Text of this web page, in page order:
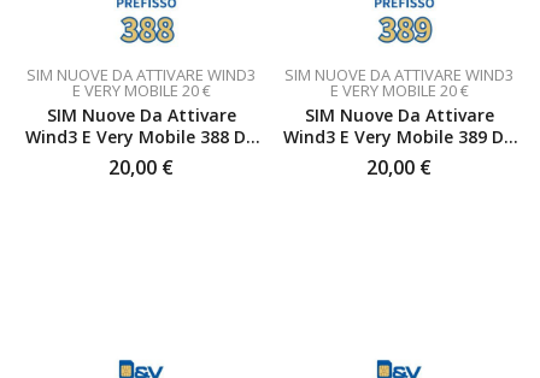
SIM NUOVE DA ATTIVARE WIND3
E VERY MOBILE 20 €
SIM Nuove Da Attivare
Wind3 E Very Mobile 388 Da
20 €
20,00 €
SIM NUOVE DA ATTIVARE WIND3
E VERY MOBILE 20 €
SIM Nuove Da Attivare
Wind3 E Very Mobile 389 Da
20 €
20,00 €